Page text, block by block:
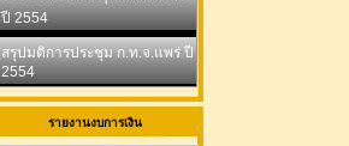
ปี 2554
สรุปมติการประชุม ก.ท.จ.แพร่ ปี
2554
รายงานงบการเงิน